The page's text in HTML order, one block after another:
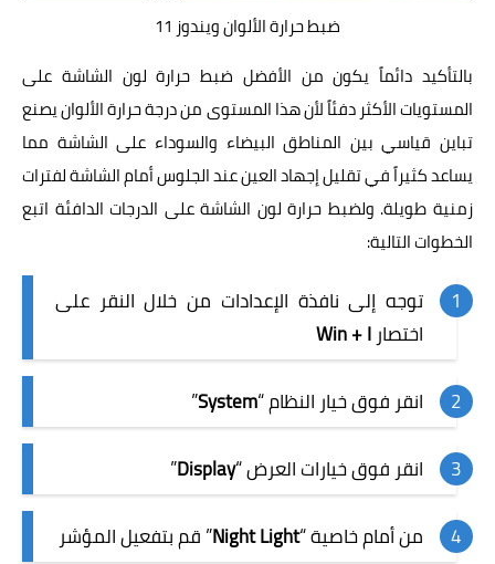
ضبط حرارة الألوان ويندوز 11
بالتأكيد دائماً يكون من الأفضل ضبط حرارة لون الشاشة على
المستويات الأكثر دفئاً لأن هذا المستوى من درجة حرارة الألوان يصنع
تباين قياسي بين المناطق البيضاء والسوداء على الشاشة مما
يساعد كثيراً في تقليل إجهاد العين عند الجلوس أمام الشاشة لفترات
زمنية طويلة. ولضبط حرارة لون الشاشة على الدرجات الدافئة اتبع
الخطوات التالية:
توجه إلى نافذة الإعدادات من خلال النقر على
اختصارWin + I
انقر فوق خيار النظام “System
”
انقر فوق خيارات العرض “Display
”
من أمام خاصية “Night Light” قم بتفعيل المؤشر